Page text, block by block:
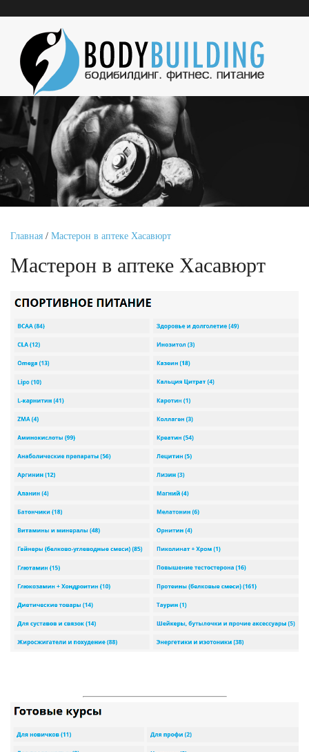
Главная / Мастерон в аптеке Хасавюрт
Мастерон в аптеке Хасавюрт